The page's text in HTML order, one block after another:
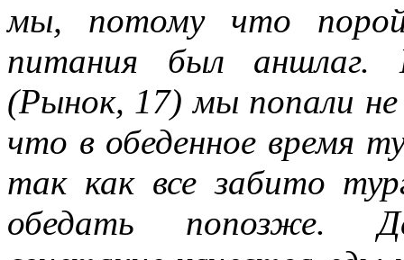
мы, потому что порой
питания был аншлаг.
(Рынок, 17) мы попали
что в обеденное время
так как все забито
обедать попозже.